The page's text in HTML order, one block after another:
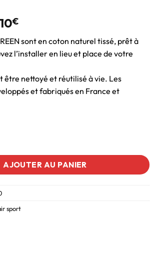
€
sont en coton naturel tissé, prêt à
l’installer en lieu et place de votre
être nettoyé et réutilisé à vie. Les
et fabriqués en France et
AJOUTER AU PANIER
sport